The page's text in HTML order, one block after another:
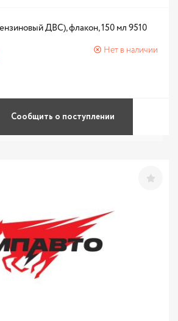
ДВС), флакон, 150 мл 9510
Нет в наличии
Сообщить о поступлении